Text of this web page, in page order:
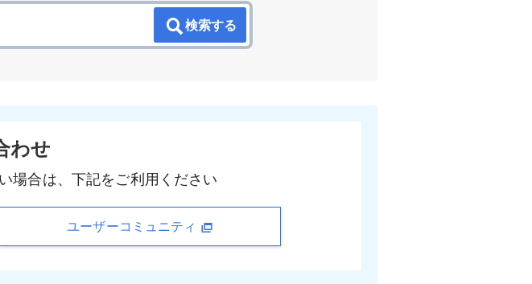
検索する
わせ
場合は、下記をご利用ください
ユーザーコミュニティ